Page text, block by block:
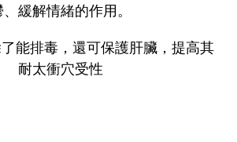
、緩解情緒的作用。
能排毒，還可保護肝臟，提高其
耐太衝穴受性